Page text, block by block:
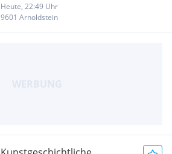
Heute, 22:49 Uhr
9601 Arnoldstein